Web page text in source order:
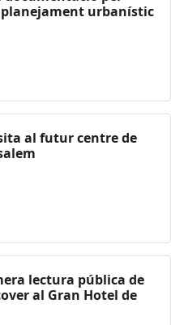
planejament urbanístic
al futur centre de
lectura pública de
al Gran Hotel de